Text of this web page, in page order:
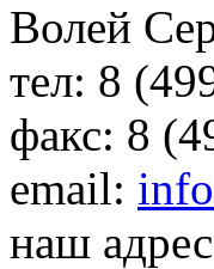
Волей
тел: 8
факс: 8
email:
наш